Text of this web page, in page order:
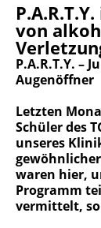
von
P.A.R.T.Y. –
Augenöffner
Letzten
Schüler des
unseres
waren hier,
Programm
vermittelt,